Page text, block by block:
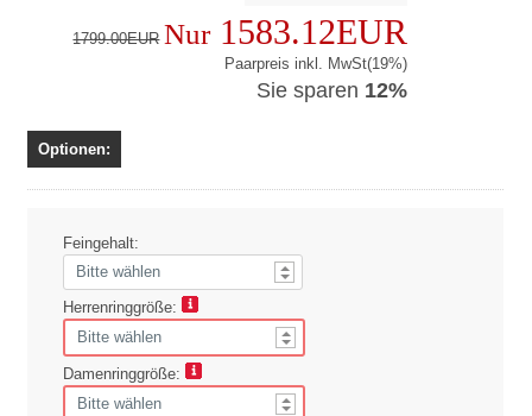
1799.00EUR Nur1583.12EUR
Paarpreis inkl. MwSt(19%)
Sie sparen 12%
Optionen:
Feingehalt:
Herrenringgröße:
Damenringgröße: